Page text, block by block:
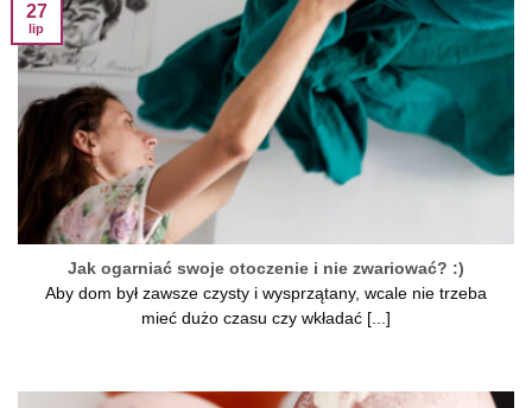
Jak ogarniać swoje otoczenie i nie zwariować? :)
Aby dom był zawsze czysty i wysprzątany, wcale nie trzeba
mieć dużo czasu czy wkładać [...]
27
lip